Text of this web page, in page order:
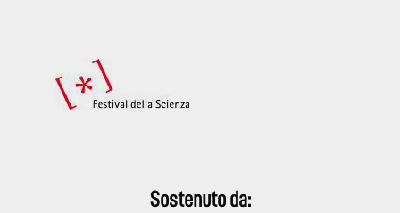
Sostenuto da: